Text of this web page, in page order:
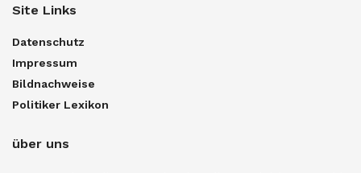
Site Links
Datenschutz
Impressum
Bildnachweise
Politiker Lexikon
über uns